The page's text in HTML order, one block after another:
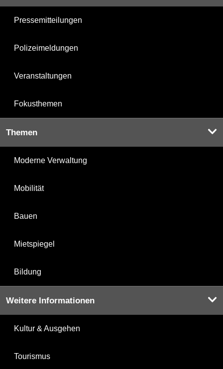
Pressemitteilungen
Polizeimeldungen
Veranstaltungen
Fokusthemen
Themen
Moderne Verwaltung
Mobilität
Bauen
Mietspiegel
Bildung
Weitere Informationen
Kultur & Ausgehen
Tourismus